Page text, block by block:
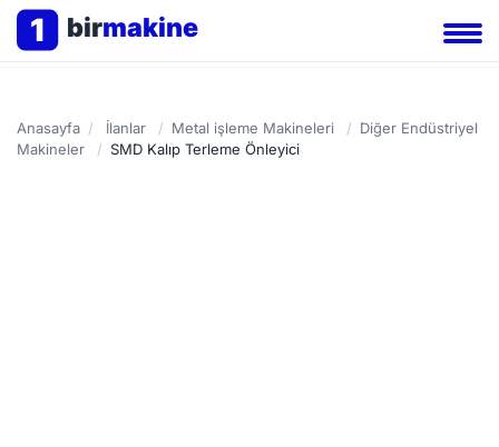
1 birmakine
Anasayfa / İlanlar / Metal işleme Makineleri / Diğer Endüstriyel
Makineler
/ SMD Kalıp Terleme Önleyici